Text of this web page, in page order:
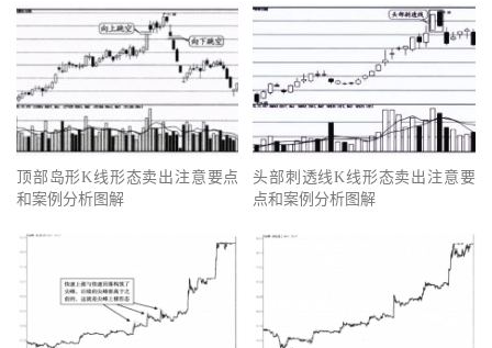
顶部岛形K线形态卖出注意要点
和案例分析图解
头部刺透线K线形态卖出注意要
点和案例分析图解